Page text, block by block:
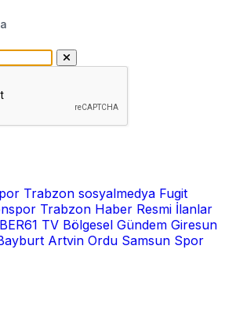
Trabzon sosyalmedya Fugit
Trabzon Haber Resmi İlanlar
TV Bölgesel Gündem Giresun
Artvin Ordu Samsun Spor